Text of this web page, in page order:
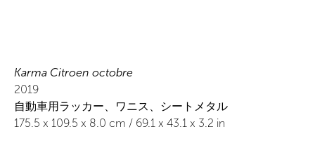
Karma Citroen octobre
2019
自動車用ラッカー、ワニス、シートメタル
175.5 x 109.5 x 8.0 cm / 69.1 x 43.1 x 3.2 in